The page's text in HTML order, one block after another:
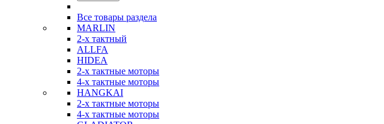
Все товары раздела
MARLIN
2-х тактный
ALLFA
HIDEA
2-х тактные моторы
4-х тактные моторы
HANGKAI
2-х тактные моторы
4-х тактные моторы